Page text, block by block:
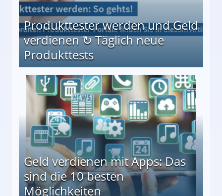
Produkttester werden und Geld
verdienen ↻ Täglich neue
Produkttests
↻ Täglich neue Produkttests
Geld verdienen mit Apps: Das
sind die 10 besten
Möglichkeiten